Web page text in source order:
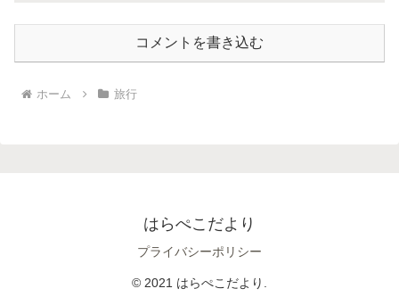
コメントを書き込む
ホーム 旅行
はらぺこだより
プライバシーポリシー
© 2021 はらぺこだより.